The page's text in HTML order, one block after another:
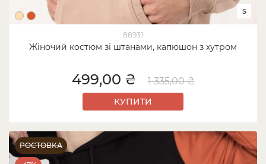
88931
Жіночий костюм зі штанами, капюшон з хутром
S
499,00 ₴ 1 335,00 ₴
КУПИТИ
РОСТОВКА